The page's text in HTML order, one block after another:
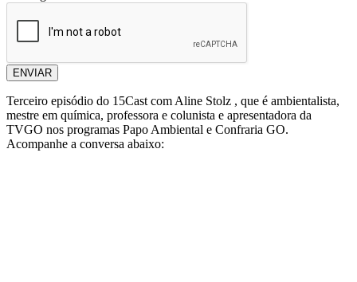
ENVIAR
Terceiro episódio do 15Cast com Aline Stolz , que é ambientalista,
mestre em química, professora e colunista e apresentadora da
TVGO nos programas Papo Ambiental e Confraria GO.
Acompanhe a conversa abaixo: